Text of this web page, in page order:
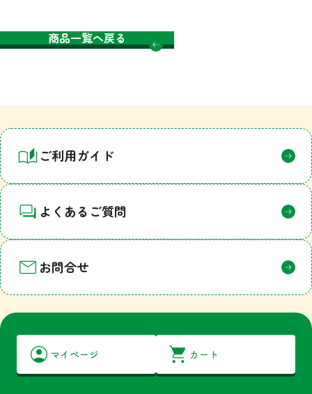
商品一覧へ戻る
ご利用ガイド
よくあるご質問
お問合せ
マイページ カート